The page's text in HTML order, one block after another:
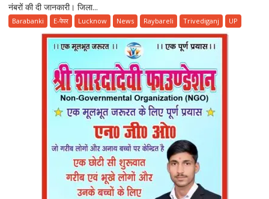
तहत
गांव-
पहुंची
पुलिस,
महिलाओं
को
बताए
सुरक्षा
के
उपाय।
नंबरों की दी जानकारी। जिला...
Barabanki E-पेपर Lucknow News Raybareli Trivediganj UP